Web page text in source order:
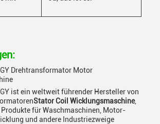
Drehtransformator Motor
ist ein weltweit führender Hersteller von
Stator Coil Wicklungsmaschine,
für Waschmaschinen, Motor-
und andere Industriezweige